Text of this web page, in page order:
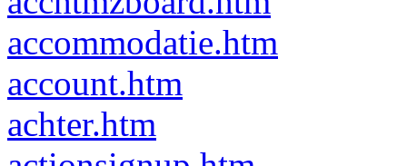
accommodatie.htm
account.htm
achter.htm